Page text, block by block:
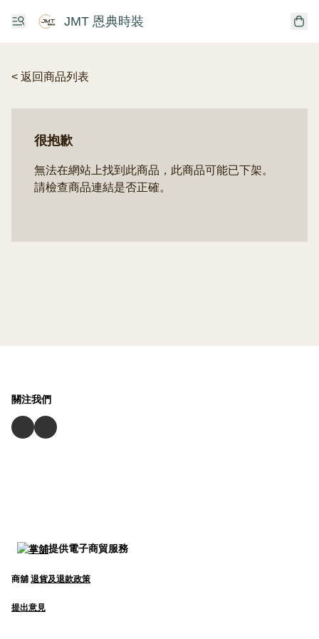
JMT 恩典時裝
< 返回商品列表
很抱歉
無法在網站上找到此商品，此商品可能已下架。
請檢查商品連結是否正確。
關注我們
提供電子商貿服務
商舖 退貨及退款政策
提出意見